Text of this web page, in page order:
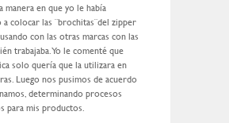
manera en que yo le había
a colocar las ¨brochitas¨del zipper
con las otras marcas con las
trabajaba. Yo le comenté que
solo quería que la utilizara en
Luego nos pusimos de acuerdo
determinando procesos
para mis productos.